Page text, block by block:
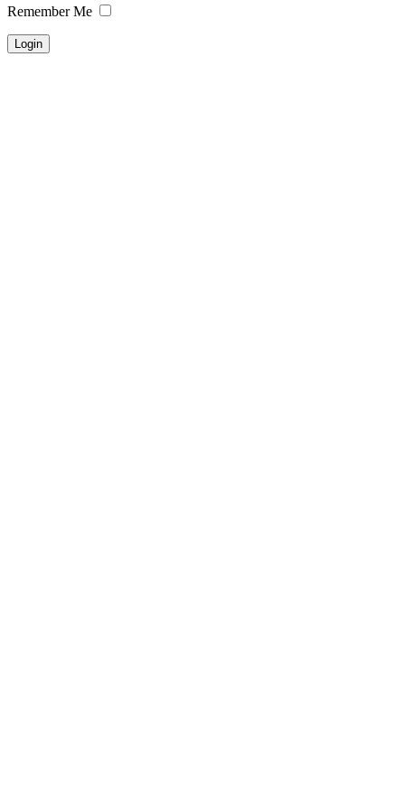
Remember Me